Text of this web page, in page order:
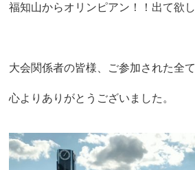
福知山からオリンピアン！！出て欲し
大会関係者の皆様、ご参加された全て
心よりありがとうございました。